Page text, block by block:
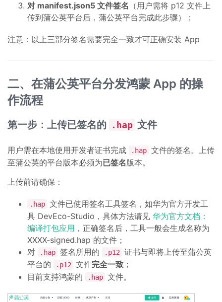
对 manifest.json5 文件签名 （用户需将 p12 文件上
传到蒲公英平台后，蒲公英平台完成此步骤）；
注意：以上三部分签名需要完全一致才可正确安装 App
二、在蒲公英平台分发鸿蒙 App 的操
作流程
第一步：上传已签名的 .hap 文件
用户需在本地使用开发者证书完成 .hap 文件的签名。上传
至蒲公英的平台版本必须为已签名版本。
上传前请确保：
.hap 文件已使用签名工具签名，如华为官方开发工
具 DevEco-Studio，具体方法请见 华为官方文档：
编译打包应用 ，正确签名后，工具一般会生成名称为
XXXX-signed.hap 的文件；
对
.hap 签名所用的 .p12
证书与即将上传至蒲公英
平台的
.p12 文件完全一致 ；
目前支持鸿蒙的
.hap 文件。